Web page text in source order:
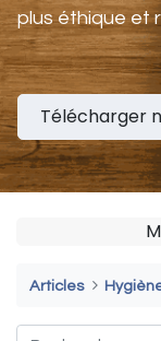
plus éthique et
Télécharger
Articles